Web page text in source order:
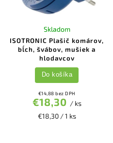
ISOTRONIC Plašič komárov,
bĺch, švábov, mušiek a
hlodavcov
Skladom
€14,88 bez DPH
€18,30 / ks
€18,30 / 1 ks
Do košíka